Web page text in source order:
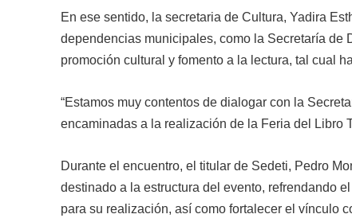
En ese sentido, la secretaria de Cultura, Yadira
dependencias municipales, como la Secretaría de
promoción cultural y fomento a la lectura, tal cual
“Estamos muy contentos de dialogar con la
encaminadas a la realización de la Feria del Libro
Durante el encuentro, el titular de Sedeti, Pedro
destinado a la estructura del evento, refrendando
para su realización, así como fortalecer el vínculo